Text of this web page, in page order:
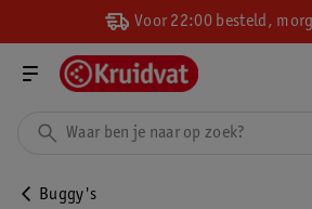
Voor 22:00 besteld,
Buggy's